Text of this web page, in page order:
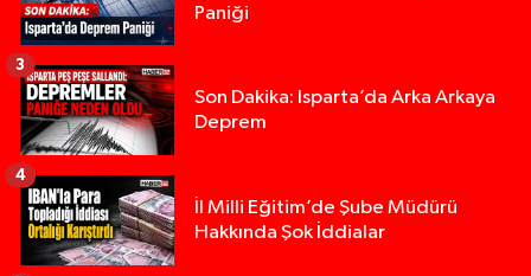
Paniği
Son Dakika: Isparta’da Arka Arkaya
Deprem
3
İl Milli Eğitim’de Şube Müdürü
Hakkında Şok İddialar
4